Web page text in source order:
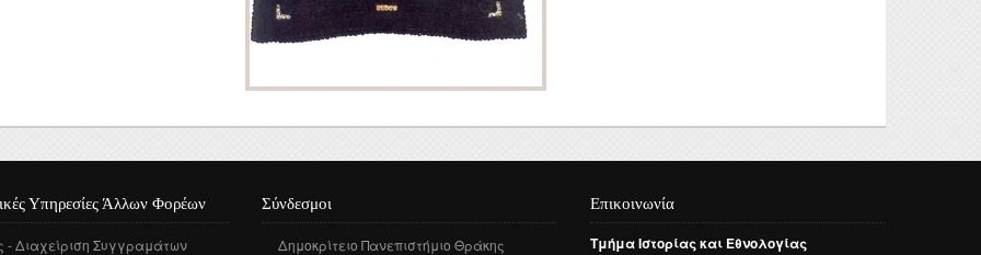
Υπηρεσίες Άλλων Φορέων
- Διαχείριση Συγγραμάτων
Σύνδεσμοι
Δημοκρίτειο Πανεπιστήμιο Θράκης
Επικοινωνία
ΤμήμαΙστορίαςκαι Εθνολογίας